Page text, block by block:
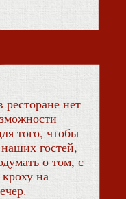
нет
того, чтобы
гостей,
о том, с
на